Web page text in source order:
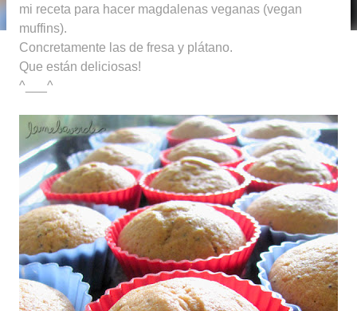
mi receta para hacer magdalenas veganas (vegan
muffins).
Concretamente las de fresa y plátano.
Que están deliciosas!
^___^